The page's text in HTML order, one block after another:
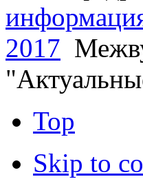
2017
Top
Skip to